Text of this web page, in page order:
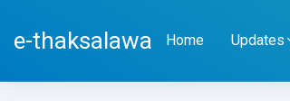
e-thaksalawa Home Updates